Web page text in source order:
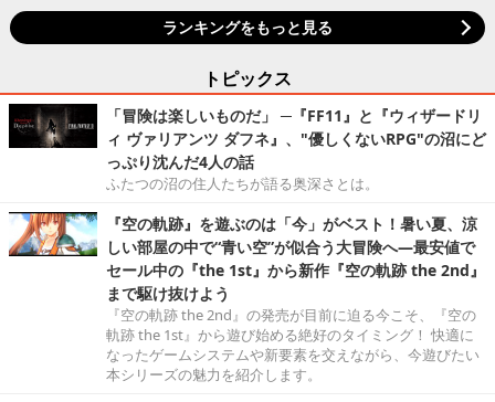
ランキングをもっと見る
トピックス
「冒険は楽しいものだ」 ─『FF11』と『ウィザードリ
ィ ヴァリアンツ ダフネ』、"優しくないRPG"の沼にど
っぷり沈んだ4人の話
ふたつの沼の住人たちが語る奥深さとは。
『空の軌跡』を遊ぶのは「今」がベスト！暑い夏、涼
しい部屋の中で“青い空”が似合う大冒険へ―最安値で
セール中の『the 1st』から新作『空の軌跡 the 2nd』
まで駆け抜けよう
『空の軌跡 the 2nd』の発売が目前に迫る今こそ、『空の
軌跡 the 1st』から遊び始める絶好のタイミング！ 快適に
なったゲームシステムや新要素を交えながら、今遊びたい
本シリーズの魅力を紹介します。